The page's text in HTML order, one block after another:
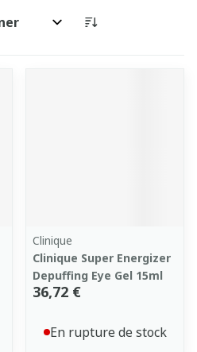
Clinique
Clinique Super Energizer
Depuffing Eye Gel 15ml
36,72 €
En rupture de stock